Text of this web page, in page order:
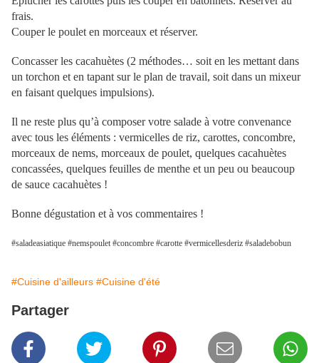
frais.
Couper le poulet en morceaux et réserver.
Concasser les cacahuètes (2 méthodes… soit en les mettant dans
un torchon et en tapant sur le plan de travail, soit dans un mixeur
en faisant quelques impulsions).
Il ne reste plus qu’à composer votre salade à votre convenance
avec tous les éléments : vermicelles de riz, carottes, concombre,
morceaux de nems, morceaux de poulet, quelques cacahuètes
concassées, quelques feuilles de menthe et un peu ou beaucoup
de sauce cacahuètes !
Bonne dégustation et à vos commentaires !
#saladeasiatique #nemspoulet #concombre #carotte #vermicellesderiz #saladebobun
#Cuisine d'ailleurs #Cuisine d'été
Partager